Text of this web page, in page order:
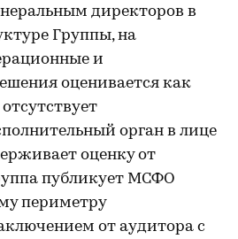
директоров в
Группы, на
и
оценивается как
орган в лице
оценку от
публикует МСФО
периметру
от аудитора с